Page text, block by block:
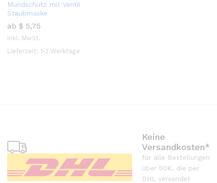
Mundschutz mit Ventil
Staubmaske
ab $ 5,75
inkl. MwSt.
Lieferzeit: 1-2 Werktage
Keine
Versandkosten*
für alle Bestellungen
über 50€, die per
DHL versendet